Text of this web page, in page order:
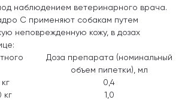
наблюдением ветеринарного врача.
С применяют собакам путем
неповрежденную кожу, в дозах
Доза препарата (номинальный
объем пипетки), мл
0,4
кг
1,0